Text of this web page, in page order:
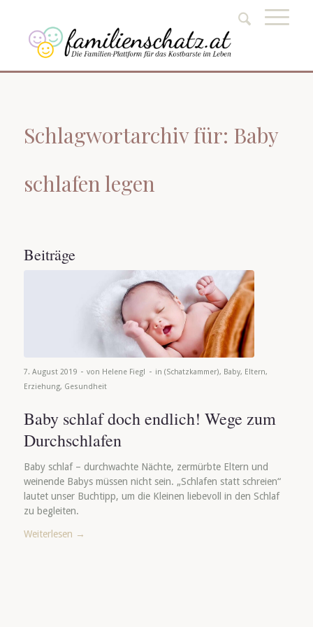
Schlagwortarchiv für: Baby
schlafen legen
Beiträge
7. August 2019 - von Helene Fiegl - in (Schatzkammer), Baby, Eltern,
Erziehung, Gesundheit
Baby schlaf doch endlich! Wege zum
Durchschlafen
Baby schlaf – durchwachte Nächte, zermürbte Eltern und
weinende Babys müssen nicht sein. „Schlafen statt schreien“
lautet unser Buchtipp, um die Kleinen liebevoll in den Schlaf
zu begleiten.
Weiterlesen →